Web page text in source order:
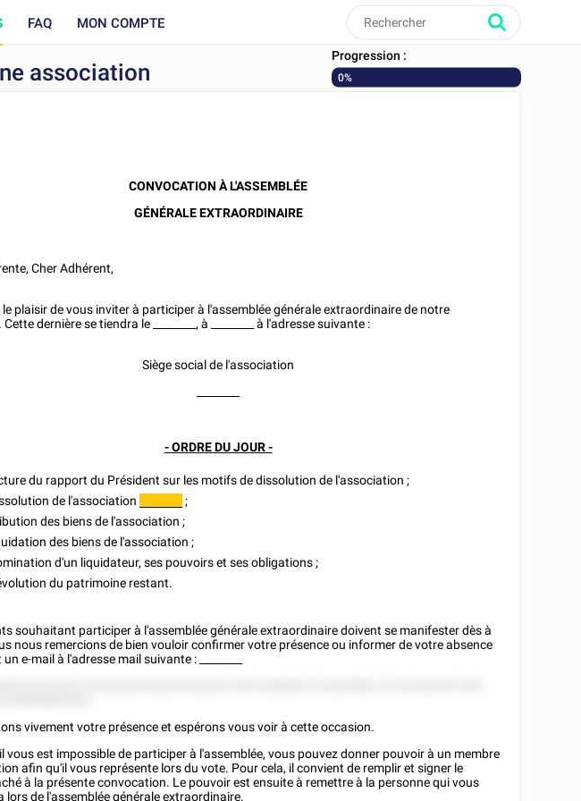
FAQ MON COMPTE
association
Progression :
0%
CONVOCATION À L'ASSEMBLÉE
GÉNÉRALEEXTRAORDINAIRE
Cher Adhérent,
plaisir de vous inviter à participer à l'assemblée générale extraordinaire de notre
dernière se tiendra le
, à à l'adresse suivante :
Siège social de l'association
- ORDRE DU JOUR -
du rapport du Président sur les motifs de dissolution de l'association ;
de l'association
;
des biens de l'association ;
des biens de l'association ;
d'un liquidateur, ses pouvoirs et ses obligations ;
du patrimoine restant.
souhaitant participer à l'assemblée générale extraordinaire doivent se manifester dès à
nous remercions de bien vouloir confirmer votre présence ou informer de votre absence
un e-mail à l'adresse mail suivante :
vivement votre présence et espérons vous voir à cette occasion.
vous est impossible de participer à l'assemblée, vous pouvez donner pouvoir à un membre
afin qu'il vous représente lors du vote. Pour cela, il convient de remplir et signer le
à la présente convocation. Le pouvoir est ensuite à remettre à la personne qui vous
lors de l'assemblée générale extraordinaire.